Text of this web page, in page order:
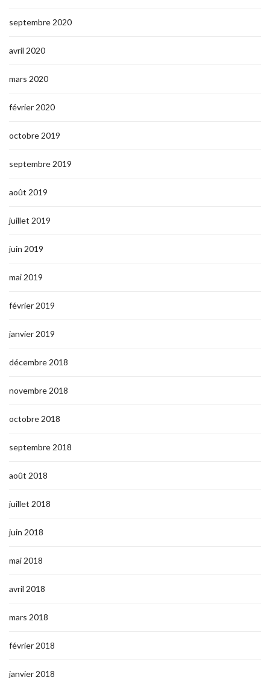
septembre 2020
avril 2020
mars 2020
février 2020
octobre 2019
septembre 2019
août 2019
juillet 2019
juin 2019
mai 2019
février 2019
janvier 2019
décembre 2018
novembre 2018
octobre 2018
septembre 2018
août 2018
juillet 2018
juin 2018
mai 2018
avril 2018
mars 2018
février 2018
janvier 2018